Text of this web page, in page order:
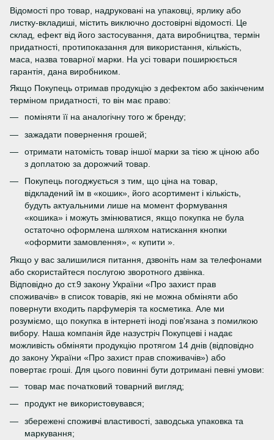
Відомості про товар, надруковані на упаковці, ярлику або
листку-вкладиші, містить виключно достовірні відомості. Це
склад, ефект від його застосування, дата виробництва, термін
придатності, протипоказання для використання, кількість,
маса, назва товарної марки. На усі товари поширюється
гарантія, дана виробником.
Якщо Покупець отримав продукцію з дефектом або закінченим
терміном придатності, то він має право:
поміняти її на аналогічну того ж бренду;
зажадати повернення грошей;
отримати натомість товар іншої марки за тією ж ціною або
з доплатою за дорожчий товар.
Покупець погоджується з тим, що ціна на товар,
відкладений їм в «кошик», його асортимент і кількість,
будуть актуальними лише на момент формування
«кошика» і можуть змінюватися, якщо покупка не була
остаточно оформлена шляхом натискання кнопки
«оформити замовлення», « купити ».
Якщо у вас залишилися питання, дзвоніть нам за телефонами
або скористайтеся послугою зворотного дзвінка.
Відповідно до ст.9 закону України «Про захист прав
споживачів» в список товарів, які не можна обміняти або
повернути входить парфумерія та косметика. Але ми
розуміємо, що покупка в інтернеті іноді пов'язана з помилкою
вибору. Наша компанія йде назустріч Покупцеві і надає
можливість обміняти продукцію протягом 14 днів (відповідно
до закону України «Про захист прав споживачів») або
повертає гроші. Для цього повинні бути дотримані певні умови:
товар має початковий товарний вигляд;
продукт не використовувався;
збережені споживчі властивості, заводська упаковка та
маркування;